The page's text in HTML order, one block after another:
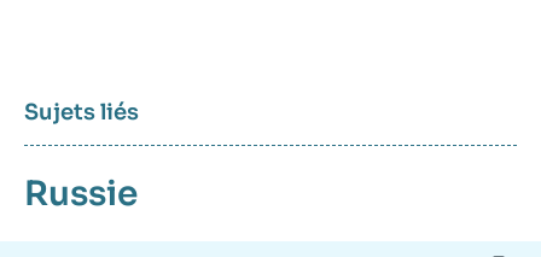
Sujets liés
Russie